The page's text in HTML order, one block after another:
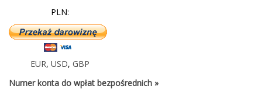
PLN:
EUR, USD, GBP
Numer konta do wpłat bezpośrednich »